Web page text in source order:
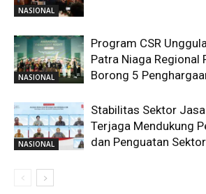
NASIONAL
NASIONAL
Program CSR
Patra Niaga Regional
Borong 5
NASIONAL
Stabilitas Sektor
Terjaga Mendukung
dan Penguatan